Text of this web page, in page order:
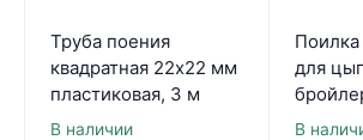
Труба поения
квадратная 22х22 мм
пластиковая, 3 м
В наличии
для
В